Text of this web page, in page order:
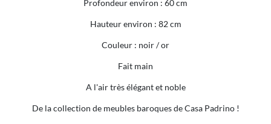
Profondeur environ : 60 cm
Hauteur environ : 82 cm
Couleur : noir / or
Fait main
A l'air très élégant et noble
De la collection de meubles baroques de Casa Padrino !